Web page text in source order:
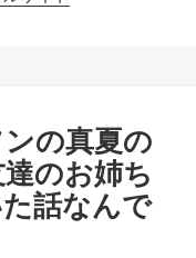
の真夏の
のお姉ち
話なんで